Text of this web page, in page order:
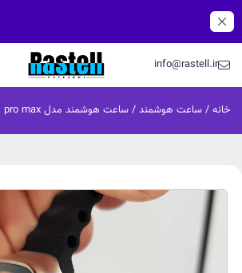
info@rastell.ir
خانه / ساعت هوشمند / ساعت هوشمند مدل HK8 pro max